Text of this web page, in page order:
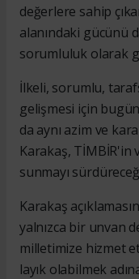
değerlere sahip
alanındaki gücünü
sorumluluk olarak
İlkeli, sorumlu,
gelişmesi için
da aynı azim ve
Karakaş, TİMBİR'in
sunmayı
Karakaş
yalnızca bir unvan
milletimize hizmet
layık olabilmek